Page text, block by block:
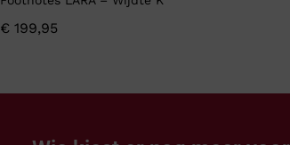
€ 199,95